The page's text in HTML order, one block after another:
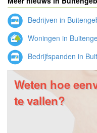
Bedrijven in
Woningen in
Bedrijfspanden in
Weten hoe
te vallen?